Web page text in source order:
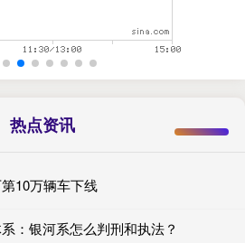
热点资讯
10万辆车下线
：银河系怎么判刑和执法？